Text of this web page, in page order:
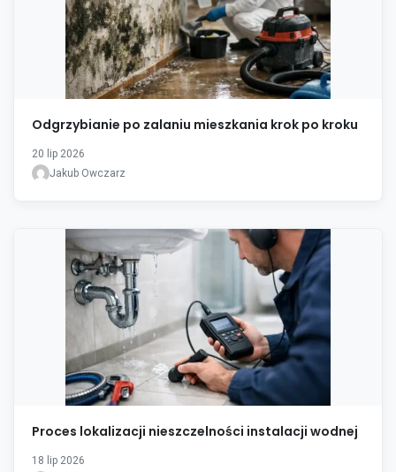
Odgrzybianie po zalaniu mieszkania krok po kroku
20 lip 2026
Jakub Owczarz
Proces lokalizacji nieszczelności instalacji wodnej
18 lip 2026